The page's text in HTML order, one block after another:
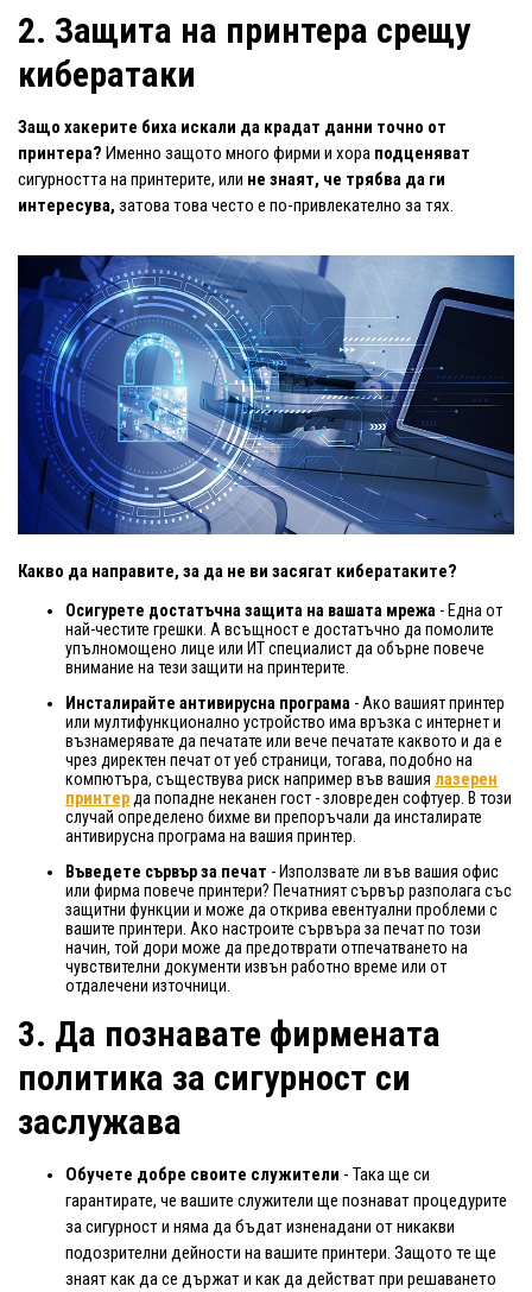
2. Защита на принтера срещу
кибератаки
Защо хакерите биха искали да крадат данни точно от
принтера? Именно защото много фирми и хора подценяват
сигурността на принтерите, или не знаят, че трябва да ги
интересува, затова това често е по-привлекателно за тях.
Какво да направите, за да не ви засягат кибератаките?
Осигурете достатъчна защита на вашата мрежа - Една от
най-честите грешки. А всъщност е достатъчно да помолите
упълномощено лице или ИТ специалист да обърне повече
внимание на тези защити на принтерите.
Инсталирайте антивирусна програма - Ако вашият принтер
или мултифункционално устройство има връзка с интернет и
възнамерявате да печатате или вече печатате каквото и да е
чрез директен печат от уеб страници, тогава, подобно на
компютъра, съществува риск например във вашия лазерен
принтер да попадне неканен гост - зловреден софтуер. В този
случай определено бихме ви препоръчали да инсталирате
антивирусна програма на вашия принтер.
Въведете сървър за печат - Използвате ли във вашия офис
или фирма повече принтери? Печатният сървър разполага със
защитни функции и може да открива евентуални проблеми с
вашите принтери. Ако настроите сървъра за печат по този
начин, той дори може да предотврати отпечатването на
чувствителни документи извън работно време или от
отдалечени източници.
3. Да познавате фирмената
политика за сигурност си
заслужава
Обучете добре своите служители - Така ще си
гарантирате, че вашите служители ще познават процедурите
за сигурност и няма да бъдат изненадани от никакви
подозрителни дейности на вашите принтери. Защото те ще
знаят как да се държат и как да действат при решаването